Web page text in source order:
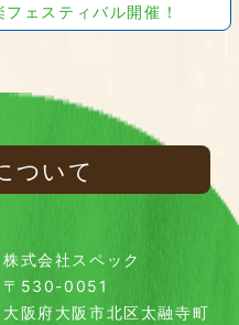
ェスティバル開催！
ついて
株式会社スペック
〒530-0051
大阪府大阪市北区太融寺町